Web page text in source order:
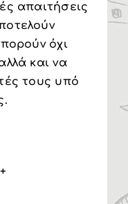
απαιτήσεις
όχι
και να
τους υπό